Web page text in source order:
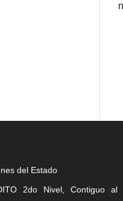
n
del Estado
2do Nivel, Contiguo al